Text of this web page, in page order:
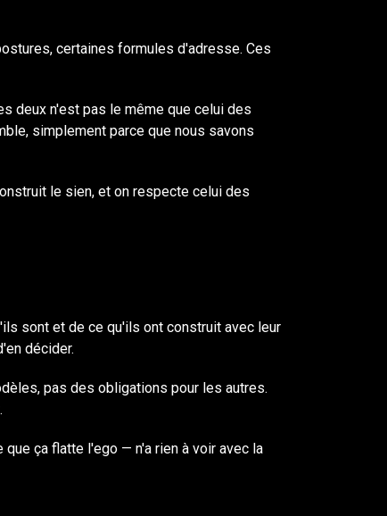
certaines formules d'adresse. Ces
deux n'est pas le même que celui des
simplement parce que nous savons
le sien, et on respecte celui des
sont et de ce qu'ils ont construit avec leur
décider.
pas des obligations pour les autres.
ça flatte l'ego — n'a rien à voir avec la